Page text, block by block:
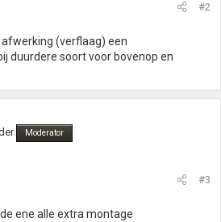
#2
(verflaag) een
duurdere soort voor bovenop en
Moderator
#3
ene alle extra montage